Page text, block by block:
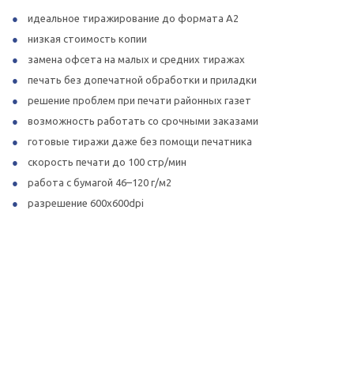
идеальное тиражирование до формата А2
низкая стоимость копии
замена офсета на малых и средних тиражах
печать без допечатной обработки и приладки
решение проблем при печати районных газет
возможность работать со срочными заказами
готовые тиражи даже без помощи печатника
скорость печати до 100 стр/мин
работа с бумагой 46–120 г/м2
разрешение 600х600dpi